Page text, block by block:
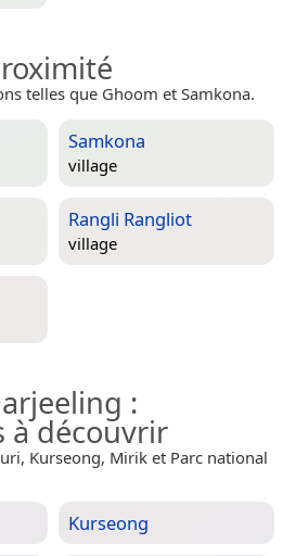
telles que Ghoom et Samkona.
Samkona
village
Rangli Rangliot
village
:
à découvrir
Kurseong, Mirik et Parc national
Kurseong